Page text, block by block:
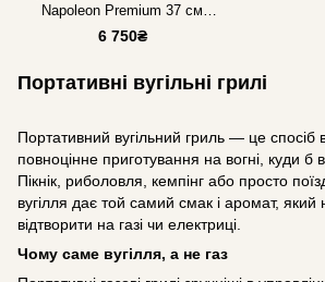
Napoleon Premium 37 см
NK14K-LEG-3
6 750₴
Портативні вугільні грилі
Портативний вугільний гриль — це спосіб
повноцінне приготування на вогні, куди б
Пікнік, риболовля, кемпінг або просто
вугілля дає той самий смак і аромат,
відтворити на газі чи електриці.
Чому саме вугілля, а не газ